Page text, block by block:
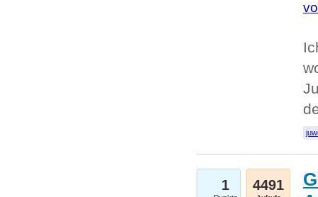
1 4491